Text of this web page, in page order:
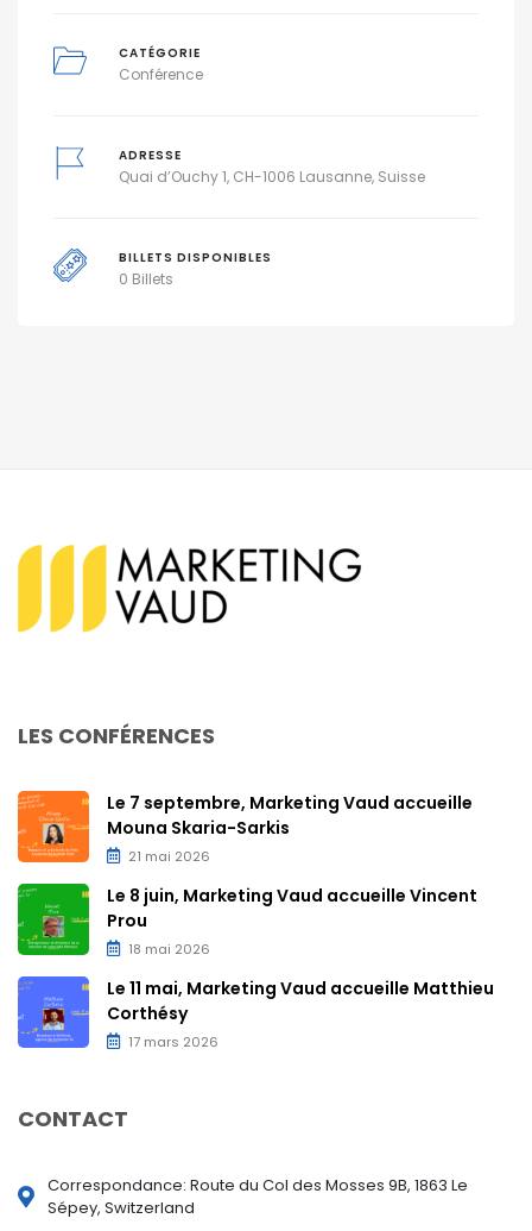
CATÉGORIE
Conférence
ADRESSE
Quai d’Ouchy 1, CH-1006 Lausanne, Suisse
BILLETS DISPONIBLES
0 Billets
LES CONFÉRENCES
Le 7 septembre, Marketing Vaud accueille
Mouna Skaria-Sarkis
21 mai 2026
Le 8 juin, Marketing Vaud accueille Vincent
Prou
18 mai 2026
Le 11 mai, Marketing Vaud accueille Matthieu
Corthésy
17 mars 2026
CONTACT
Correspondance: Route du Col des Mosses 9B, 1863 Le
Sépey, Switzerland